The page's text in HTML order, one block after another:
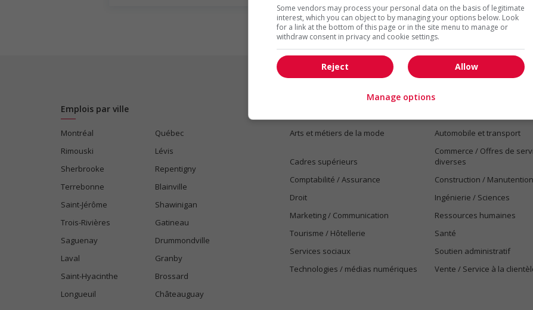
Emplois par ville
Montréal
Québec
Rimouski
Lévis
Sherbrooke
Repentigny
Terrebonne
Blainville
Saint-Jérôme
Shawinigan
Trois-Rivières
Gatineau
Saguenay
Drummondville
Laval
Granby
Saint-Hyacinthe
Brossard
Longueuil
Châteauguay
Arts et métiers de la mode Automobile et transport
Cadres supérieurs
Commerce / Offres de
diverses
Comptabilité / Assurance
Construction / Manutention
Droit
Ingénierie / Sciences
Marketing / Communication
Ressources humaines
Tourisme / Hôtellerie
Santé
Services sociaux
Soutien administratif
Technologies / médias numériques
Vente / Service à la
Some vendors may process your personal data on the basis of legitimate
interest, which you can object to by managing your options below. Look
for a link at the bottom of this page or in the site menu to manage or
withdraw consent in privacy and cookie settings.
Allow
Reject
Manage options